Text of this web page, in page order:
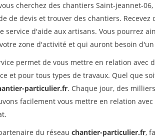
cherchez des chantiers Saint-jeannet-
de devis et trouver des chantiers. Recevez
service d'aide aux artisans. Vous pourrez
zone d'activité et qui auront besoin
permet de vous mettre en relation avec
et pour tous types de travaux. Quel que
particulier.fr. Chaque jour, des
facilement vous mettre en relation
du réseau chantier-particulier.fr,